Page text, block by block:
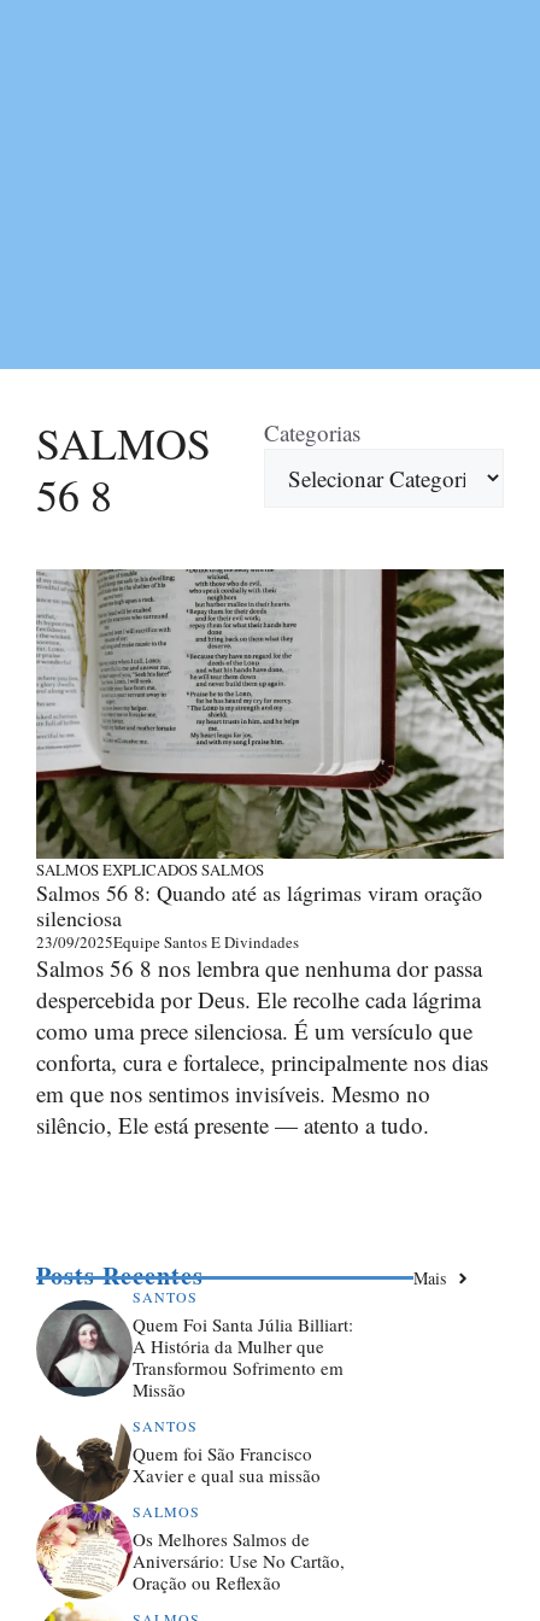
SALMOS
56 8
Categorias
SALMOS EXPLICADOSSALMOS
Salmos 56 8: Quando até as lágrimas viram oração
silenciosa
23/09/2025Equipe Santos E Divindades
Salmos 56 8 nos lembra que nenhuma dor passa
despercebida por Deus. Ele recolhe cada lágrima
como uma prece silenciosa. É um versículo que
conforta, cura e fortalece, principalmente nos dias
em que nos sentimos invisíveis. Mesmo no
silêncio, Ele está presente — atento a tudo.
Posts Recentes Mais
SANTOS
Quem Foi Santa Júlia Billiart:
A História da Mulher que
Transformou Sofrimento em
Missão
SANTOS
Quem foi São Francisco
Xavier e qual sua missão
SALMOS
Os Melhores Salmos de
Aniversário: Use No Cartão,
Oração ou Reflexão